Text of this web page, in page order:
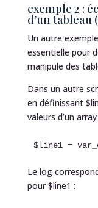
exemple 2 :
d’un tableau
Un autre
essentielle pour
manipule des
Dans un autre
en définissant
valeurs d’un
$line1 =
Le log
pour $line1 :